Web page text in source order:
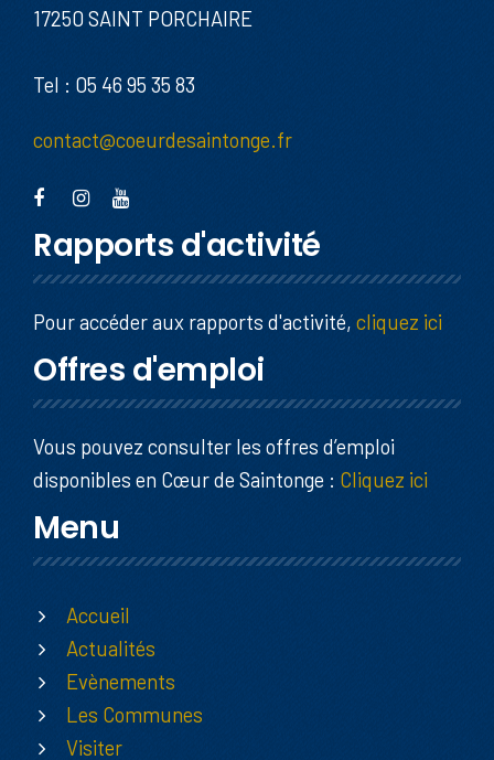
17250 SAINT PORCHAIRE
Tel : 05 46 95 35 83
contact@coeurdesaintonge.fr
Rapports d'activité
Pour accéder aux rapports d'activité, cliquez ici
Offres d'emploi
Vous pouvez consulter les offres d’emploi
disponibles en Cœur de Saintonge : Cliquez ici
Menu
Accueil
Actualités
Evènements
Les Communes
Visiter